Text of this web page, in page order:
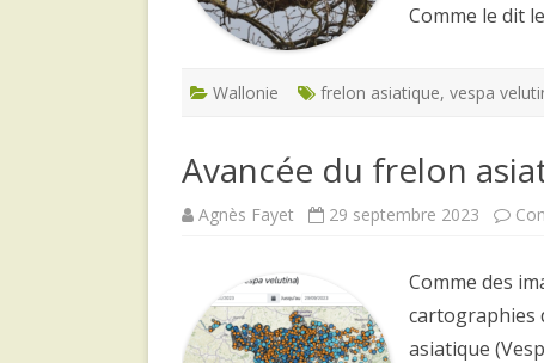
Comme le dit
Wallonie frelon asiatique, vespa
Avancée du frelon
Agnès Fayet 29 septembre 2023
Comme des
cartographies
asiatique